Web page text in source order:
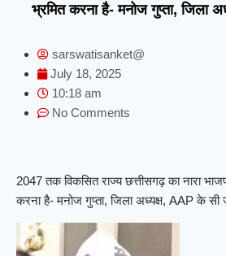
भ्रमित करना है- मनोज गुप्ता, जिला
sarswatisanket@
July 18, 2025
10:18 am
No Comments
2047 तक विकसित राज्य छत्तीसगढ़ का नारा
करना है- मनोज गुप्ता, जिला अध्यक्ष, AAP के सी